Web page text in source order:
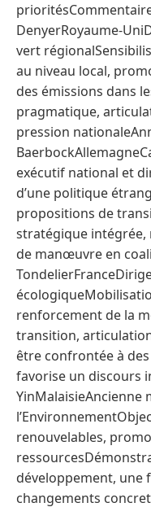
DenyerRoyaume-
vert
au niveau local,
des émissions dans
pragmatique,
pression
exécutif national et
d’une politique
propositions de
stratégique intégrée,
de manœuvre en
renforcement de la
transition,
être confrontée à
favorise un discours
YinMalaisieAncienne
renouvelables,
développement, une
changements